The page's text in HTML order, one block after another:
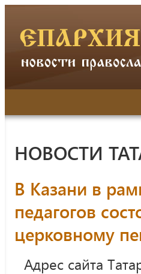
НОВОСТИ
В Казани в
педагогов
церковному
Адрес сайта